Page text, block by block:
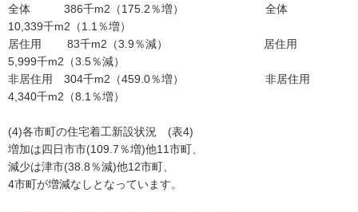
全体 386千m2（175.2％増） 全体
10,339千m2（1.1％増）
居住用 83千m2（3.9％減） 居住用
5,999千m2（3.5％減）
非居住用 304千m2（459.0％増） 非居住用
4,340千m2（8.1％増）
(4)各市町の住宅着工新設状況 (表4)
増加は四日市市(109.7％増)他11市町、
減少は津市(38.8％減)他12市町、
4市町が増減なしとなっています。